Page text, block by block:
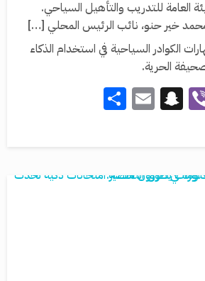
العامة للتدريب والتأهيل السياحي.
خير حنو، نائب الرئيس المحلي […]
الكوادر السياحية في استخدام الذكاء
الحرية.
Viber
Snapchat
Email